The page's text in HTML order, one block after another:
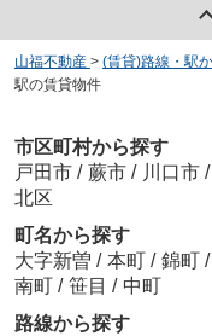
山福不動産 > (賃貸)路線・駅
駅の賃貸物件
市区町村から探す
戸田市 / 蕨市 / 川口市 /
北区
町名から探す
大字新曽 / 本町 / 錦町 /
南町 / 笹目 / 中町
路線から探す